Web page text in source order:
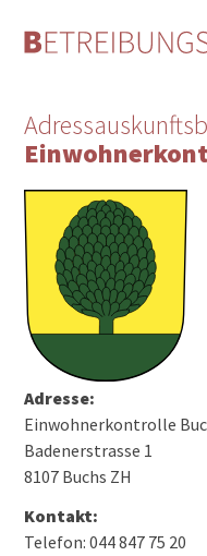
Adresse:
Einwohnerkontrolle
Badenerstrasse 1
8107 Buchs ZH
Kontakt:
Telefon: 044 847 75 20